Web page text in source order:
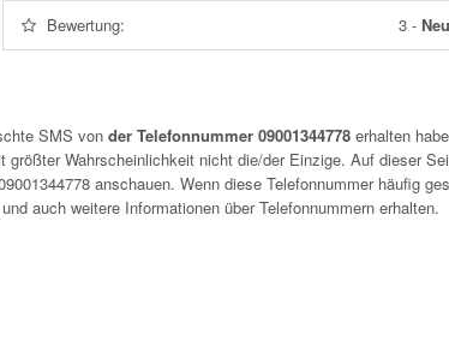
Bewertung: 3-
SMS von der Telefonnummer 09001344778 erhalten
Wahrscheinlichkeit nicht die/der Einzige. Auf dieser
anschauen. Wenn diese Telefonnummer häufig
auch weitere Informationen über Telefonnummern erhalten.